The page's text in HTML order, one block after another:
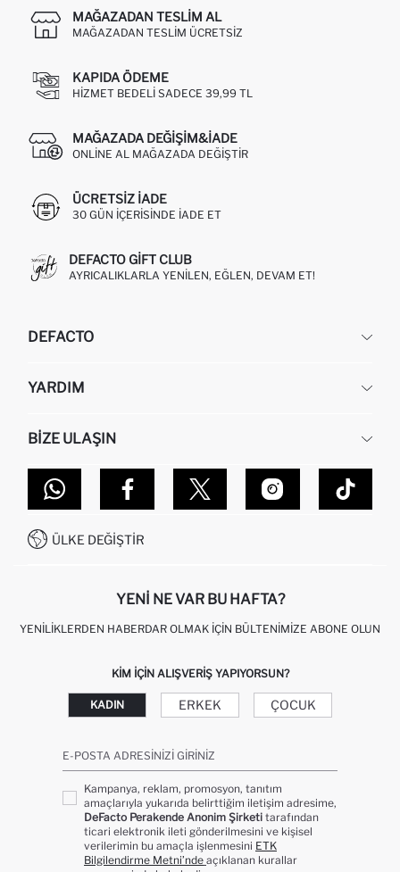
MAĞAZADAN TESLIM AL
MAĞAZADAN TESLIM ÜCRETSIZ
KAPIDA ÖDEME
HIZMET BEDELI SADECE 39,99 TL
MAĞAZADA DEĞIŞIM&İADE
ONLINE AL MAĞAZADA DEĞIŞTIR
ÜCRETSIZ IADE
30 GÜN IÇERISINDE IADE ET
DEFACTO GIFT CLUB
AYRICALIKLARLA YENILEN, EĞLEN, DEVAM ET!
DEFACTO
HAKKIMIZDA
KURUMSAL SATIŞ
DEFACTO TEKNOLOJI
SITEMAP
YARDIM
SIPARIŞIMI NASIL TAKIP EDERIM?
NASIL İADE EDERIM?
GIFT CLUB SIKÇA SORULAN SORULAR
İŞLEM REHBERI
KAMPANYALAR
BIZE ULAŞIN
MAĞAZALARIMIZ
İLETIŞIM FORMU
0850 333 22 86
ÜLKE DEĞIŞTIR
YENI NE VAR BU HAFTA?
YENILIKLERDEN HABERDAR OLMAK İÇIN BÜLTENIMIZE ABONE OLUN
KIM IÇIN ALIŞVERIŞ YAPIYORSUN?
KADIN ERKEK ÇOCUK
E-POSTA ADRESINIZI GIRINIZ
Kampanya, reklam, promosyon, tanıtım
amaçlarıyla yukarıda belirttiğim iletişim adresime,
DeFacto Perakende Anonim Şirketi tarafından
ticari elektronik ileti gönderilmesini ve kişisel
verilerimin bu amaçla işlenmesini ETK
Bilgilendirme Metni’nde açıklanan kurallar